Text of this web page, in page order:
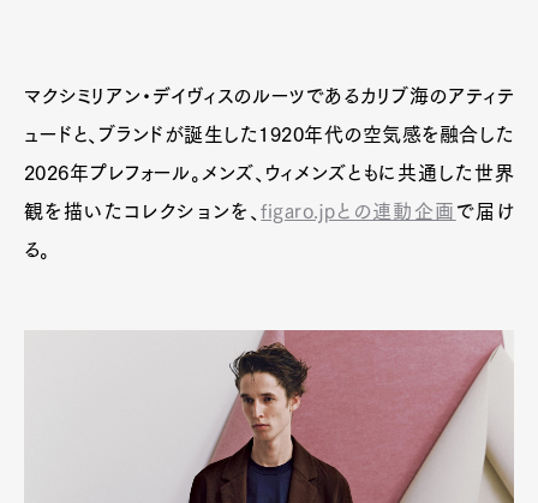
マクシミリアン・デイヴィスのルーツであるカリブ海のアティテ
ュードと、ブランドが誕生した1920年代の空気感を融合した
2026年プレフォール。メンズ、ウィメンズともに共通した世界
観を描いたコレクションを、figaro.jpとの連動企画 で届け
る。